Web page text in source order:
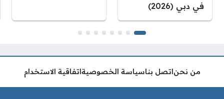
في دبي (2026)
من نحناتصل بناسياسة الخصوصيةاتفاقية الاستخدام